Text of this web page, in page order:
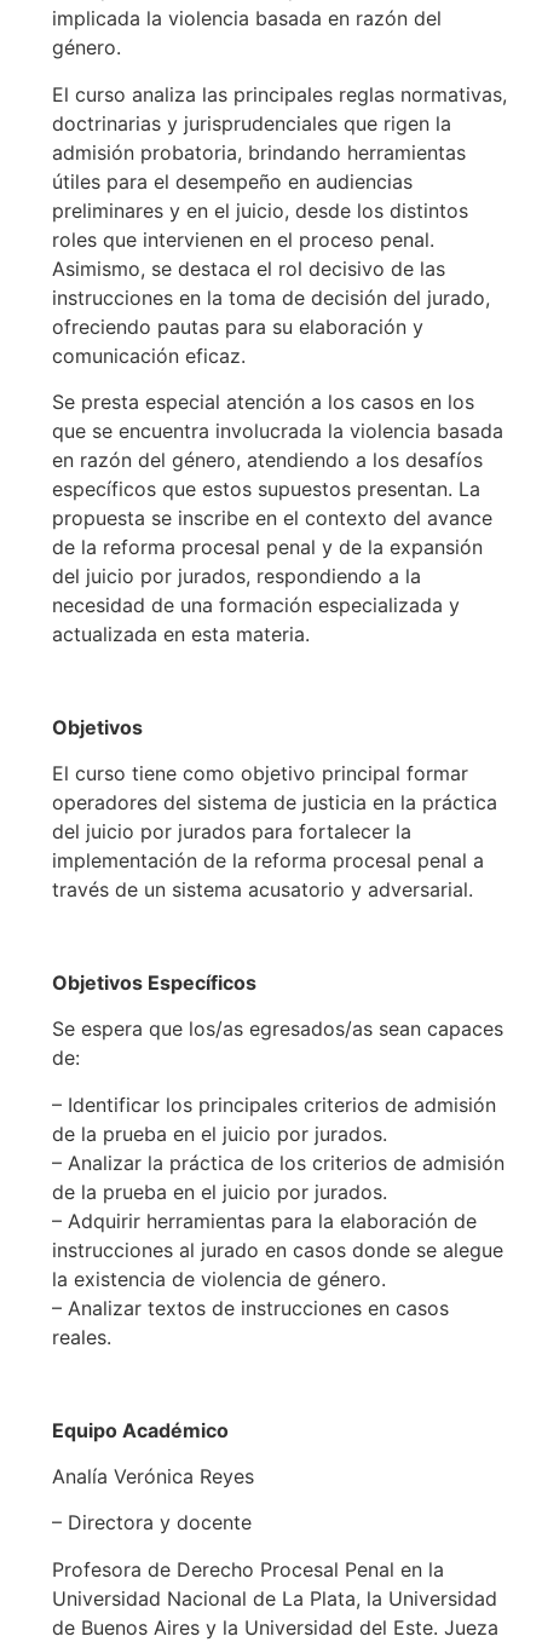
implicada la violencia basada en razón del
género.
El curso analiza las principales reglas normativas,
doctrinarias y jurisprudenciales que rigen la
admisión probatoria, brindando herramientas
útiles para el desempeño en audiencias
preliminares y en el juicio, desde los distintos
roles que intervienen en el proceso penal.
Asimismo, se destaca el rol decisivo de las
instrucciones en la toma de decisión del jurado,
ofreciendo pautas para su elaboración y
comunicación eficaz.
Se presta especial atención a los casos en los
que se encuentra involucrada la violencia basada
en razón del género, atendiendo a los desafíos
específicos que estos supuestos presentan. La
propuesta se inscribe en el contexto del avance
de la reforma procesal penal y de la expansión
del juicio por jurados, respondiendo a la
necesidad de una formación especializada y
actualizada en esta materia.
Objetivos
El curso tiene como objetivo principal formar
operadores del sistema de justicia en la práctica
del juicio por jurados para fortalecer la
implementación de la reforma procesal penal a
través de un sistema acusatorio y adversarial.
Objetivos Específicos
Se espera que los/as egresados/as sean capaces
de:
– Identificar los principales criterios de admisión
de la prueba en el juicio por jurados.
– Analizar la práctica de los criterios de admisión
de la prueba en el juicio por jurados.
– Adquirir herramientas para la elaboración de
instrucciones al jurado en casos donde se alegue
la existencia de violencia de género.
– Analizar textos de instrucciones en casos
reales.
Equipo Académico
Analía Verónica Reyes
– Directora y docente
Profesora de Derecho Procesal Penal en la
Universidad Nacional de La Plata, la Universidad
de Buenos Aires y la Universidad del Este. Jueza